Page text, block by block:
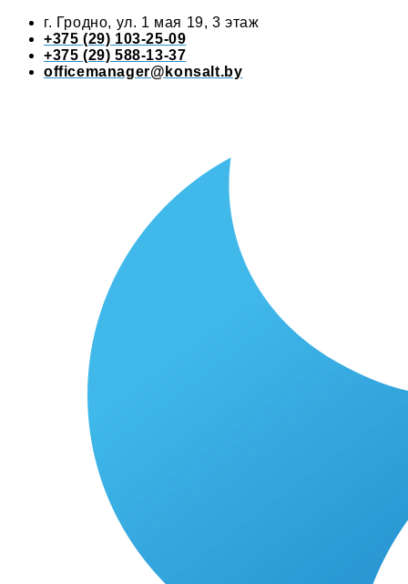
г. Гродно, ул. 1 мая 19, 3 этаж
+375 (29) 103-25-09
+375 (29) 588-13-37
officemanager@konsalt.by